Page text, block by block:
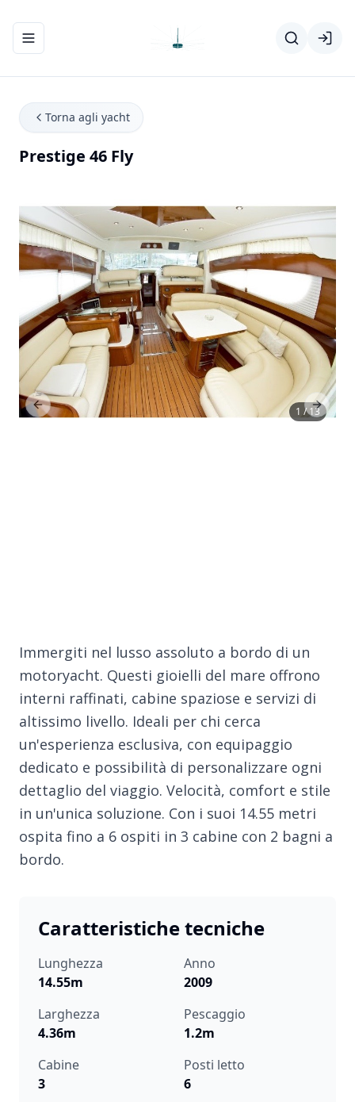
Apri/chiudi menu di navigazione
Torna agli yacht
Prestige 46 Fly
1 / 13
Previous Slide Next
Immergiti nel lusso assoluto a bordo di un
motoryacht. Questi gioielli del mare offrono
interni raffinati, cabine spaziose e servizi di
altissimo livello. Ideali per chi cerca
un'esperienza esclusiva, con equipaggio
dedicato e possibilità di personalizzare ogni
dettaglio del viaggio. Velocità, comfort e stile
in un'unica soluzione. Con i suoi 14.55 metri
ospita fino a 6 ospiti in 3 cabine con 2 bagni a
bordo.
Caratteristiche tecniche
Lunghezza
14.55m
Anno
2009
Larghezza
4.36m
Pescaggio
1.2m
Cabine
3
Posti letto
6